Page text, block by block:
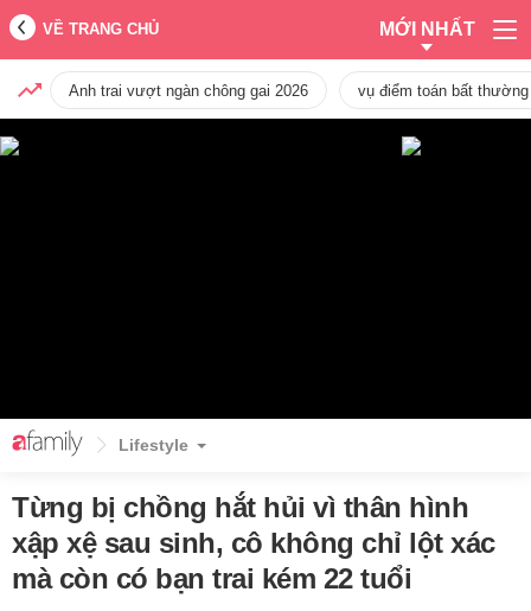
VỀ TRANG CHỦ MỚI NHẤT
Anh trai vượt ngàn chông gai 2026 vụ điểm toán bất
Lifestyle
Từng bị chồng hắt hủi vì thân hình
xập xệ sau sinh, cô không chỉ lột xác
mà còn có bạn trai kém 22 tuổi